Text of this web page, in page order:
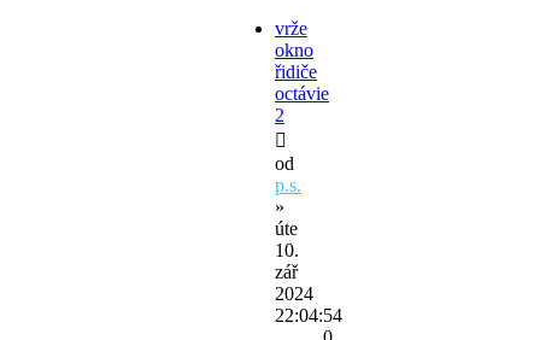
vrže
okno
řidiče
octávie
2
od
p.s.
»
úte
10.
zář
2024
22:04:54